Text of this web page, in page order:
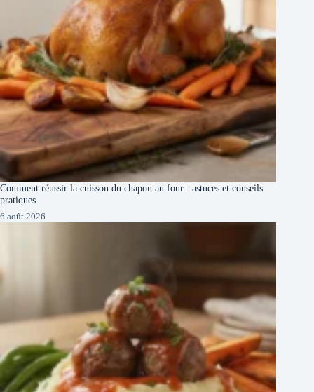
Comment réussir la cuisson du chapon au four : astuces et conseils
pratiques
6 août 2026